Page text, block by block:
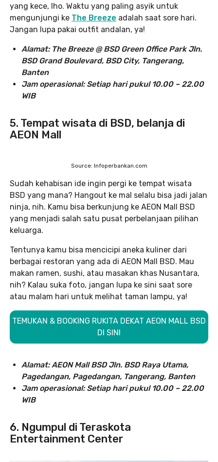
yang kece, lho. Waktu yang paling asyik untuk
mengunjungi ke The Breeze adalah saat sore hari.
Jangan lupa pakai outfit andalan, ya!
Alamat: The Breeze @ BSD Green Office Park Jln.
BSD Grand Boulevard, BSD City, Tangerang,
Banten
Jam operasional: Setiap hari pukul 10.00 – 22.00
WIB
5. Tempat wisata di BSD, belanja di
AEON Mall
Source: Infoperbankan.com
Sudah kehabisan ide ingin pergi ke tempat wisata
BSD yang mana? Hangout ke mal selalu bisa jadi jalan
ninja, nih. Kamu bisa berkunjung ke AEON Mall BSD
yang menjadi salah satu pusat perbelanjaan pilihan
keluarga.
Tentunya kamu bisa mencicipi aneka kuliner dari
berbagai restoran yang ada di AEON Mall BSD. Mau
makan ramen, sushi, atau masakan khas Nusantara,
nih? Kalau suka foto, jangan lupa ke sini saat sore
atau malam hari untuk melihat taman lampu, ya!
TEMUKAN & BOOKING RUKITA DEKAT AEON MALL BSD
DI SINI
Alamat: AEON Mall BSD Jln. BSD Raya Utama,
Pagedangan, Pagedangan, Tangerang, Banten
Jam operasional: Setiap hari pukul 10.00 – 22.00
WIB
6. Ngumpul di Teraskota
Entertainment Center